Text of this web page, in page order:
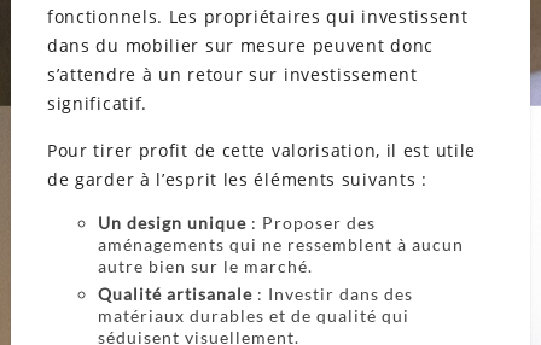
fonctionnels. Les propriétaires qui investissent
dans du mobilier sur mesure peuvent donc
s’attendre à un retour sur investissement
significatif.
Pour tirer profit de cette valorisation, il est utile
de garder à l’esprit les éléments suivants :
Un design unique: Proposer des
aménagements qui ne ressemblent à aucun
autre bien sur le marché.
Qualité artisanale: Investir dans des
matériaux durables et de qualité qui
séduisent visuellement.